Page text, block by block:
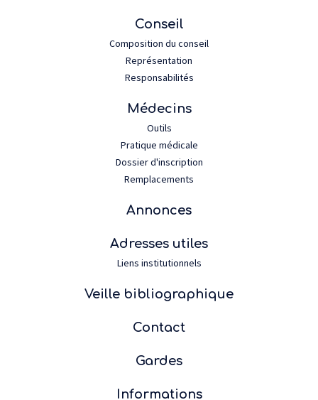
Conseil
Composition du conseil
Représentation
Responsabilités
Médecins
Outils
Pratique médicale
Dossier d'inscription
Remplacements
Annonces
Adresses utiles
Liens institutionnels
Veille bibliographique
Contact
Gardes
Informations